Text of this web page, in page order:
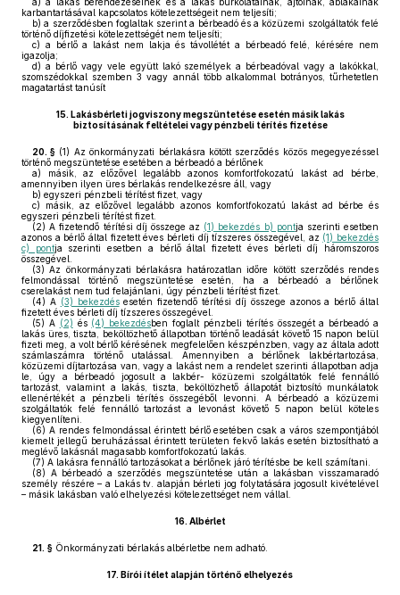
karbantartásával kapcsolatos kötelezettségeit nem teljesíti;
b) a szerződésben foglaltak szerint a bérbeadó és a közüzemi szolgáltatók felé
történő díjfizetési kötelezettségét nem teljesíti;
c) a bérlő a lakást nem lakja és távollétét a bérbeadó felé, kérésére nem
igazolja;
d) a bérlő vagy vele együtt lakó személyek a bérbeadóval vagy a lakókkal,
szomszédokkal szemben 3 vagy annál több alkalommal botrányos, tűrhetetlen
magatartást tanúsít
15. Lakásbérleti jogviszony megszüntetése esetén másik lakás
biztosításának feltételei vagy pénzbeli térítés fizetése
20. § (1) Az önkormányzati bérlakásra kötött szerződés közös megegyezéssel
történő megszüntetése esetében a bérbeadó a bérlőnek
a) másik, az előzővel legalább azonos komfortfokozatú lakást ad bérbe,
amennyiben ilyen üres bérlakás rendelkezésre áll, vagy
b) egyszeri pénzbeli térítést fizet, vagy
c) másik, az előzővel legalább azonos komfortfokozatú lakást ad bérbe és
egyszeri pénzbeli térítést fizet.
(2) A fizetendő térítési díj összege az (1) bekezdés b) pontja szerinti esetben
azonos a bérlő által fizetett éves bérleti díj tízszeres összegével, az (1) bekezdés
c) pontja szerinti esetben a bérlő által fizetett éves bérleti díj háromszoros
összegével.
(3) Az önkormányzati bérlakásra határozatlan időre kötött szerződés rendes
felmondással történő megszüntetése esetén, ha a bérbeadó a bérlőnek
cserelakást nem tud felajánlani, úgy pénzbeli térítést fizet.
(4) A (3) bekezdésesetén fizetendő térítési díj összege azonos a bérlő által
fizetett éves bérleti díj tízszeres összegével.
(5) A (2) és (4) bekezdésben foglalt pénzbeli térítés összegét a bérbeadó a
lakás üres, tiszta, beköltözhető állapotban történő leadását követő 15 napon belül
fizeti meg, a volt bérlő kérésének megfelelően készpénzben, vagy az általa adott
számlaszámra történő utalással. Amennyiben a bérlőnek lakbértartozása,
közüzemi díjtartozása van, vagy a lakást nem a rendelet szerinti állapotban adja
le, úgy a bérbeadó jogosult a lakbér- közüzemi szolgáltatók felé fennálló
tartozást, valamint a lakás, tiszta, beköltözhető állapotát biztosító munkálatok
ellenértékét a pénzbeli térítés összegéből levonni. A bérbeadó a közüzemi
szolgáltatók felé fennálló tartozást a levonást követő 5 napon belül köteles
kiegyenlíteni.
(6) A rendes felmondással érintett bérlő esetében csak a város szempontjából
kiemelt jellegű beruházással érintett területen fekvő lakás esetén biztosítható a
meglévő lakásnál magasabb komfortfokozatú lakás.
(7) A lakásra fennálló tartozásokat a bérlőnek járó térítésbe be kell számítani.
(8) A bérbeadó a szerződés megszüntetése után a lakásban visszamaradó
személy részére – a Lakás tv. alapján bérleti jog folytatására jogosult kivételével
– másik lakásban való elhelyezési kötelezettséget nem vállal.
16. Albérlet
21. § Önkormányzati bérlakás albérletbe nem adható.
17. Bírói ítélet alapján történő elhelyezés